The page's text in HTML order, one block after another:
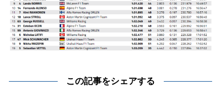
この記事をシェアする